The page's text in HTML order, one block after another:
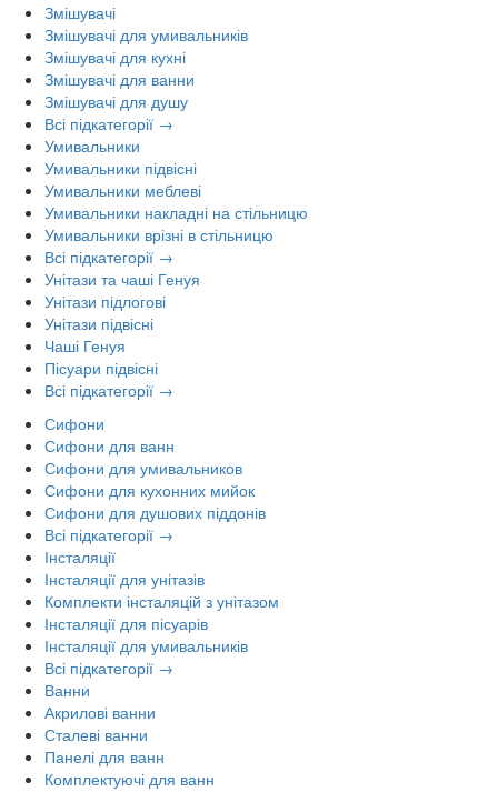
Змішувачі
Змішувачі для умивальників
Змішувачі для кухні
Змішувачі для ванни
Змішувачі для душу
Всі підкатегорії →
Умивальники
Умивальники підвісні
Умивальники меблеві
Умивальники накладні на стільницю
Умивальники врізні в стільницю
Всі підкатегорії →
Унітази та чаші Генуя
Унітази підлогові
Унітази підвісні
Чаші Генуя
Пісуари підвісні
Всі підкатегорії →
Сифони
Сифони для ванн
Сифони для умивальников
Сифони для кухонних мийок
Сифони для душових піддонів
Всі підкатегорії →
Інсталяції
Інсталяції для унітазів
Комплекти інсталяцій з унітазом
Інсталяції для пісуарів
Інсталяції для умивальників
Всі підкатегорії →
Ванни
Акрилові ванни
Сталеві ванни
Панелі для ванн
Комплектуючі для ванн